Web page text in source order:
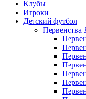
Клубы
Игроки
Детский футбол